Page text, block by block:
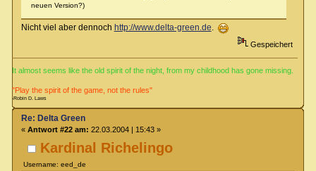
neuen Version?)
Nicht viel aber dennoch http://www.delta-green.de
Gespeichert
It almost seems like the old spirit of the night, from my childhood has gone missing.
"Play the spirit of the game, not the rules"
-Robin D. Laws
Kardinal Richelingo
Username: eed_de
Re: Delta Green
« Antwort #22 am: 22.03.2004 | 15:43 »